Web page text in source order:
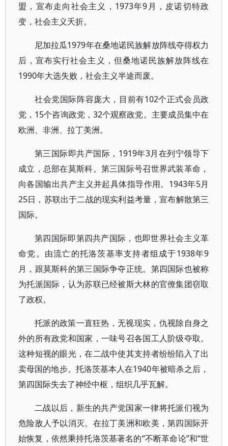
盟，宣布走向社会主义，1973年9月，皮诺切特政
变，社会主义夭折。
尼加拉瓜1979年在桑地诺民族解放阵线夺得权力
后，宣布实行社会主义，但桑地诺民族解放阵线在
1990年大选失败，社会主义半途而废。
社会党国际阵容庞大，目前有102个正式会员政
党，15个咨询政党，32个观察政党。主要成员集中在
欧洲、非洲、拉丁美洲。
第三国际即共产国际，1919年3月在列宁领导下
成立，总部在莫斯科。第三国际号召世界武装革命，
向各国输出共产主义并起具体指导作用。1943年5月
25日，苏联出于二战的现实利益考量，宣布解散第三
国际。
第四国际即第四共产国际，也即世界社会主义革
命党。由流亡的托洛茨基率支持者组成于1938年9
月，跟莫斯科的第三国际争夺正统。第四国际也被称
为托派国际，认为苏联已经被斯大林的官僚集团窃取
了政权。
托派的政策一直狂热，无视现实，仇视除自身之
外的所有政党和国家，一味号召各国工人阶级夺取。
这种短视的眼光，在二战中使其支持者纷纷陷入了出
卖母国的地步。托洛茨基本人在1940年被暗杀之后，
第四国际失去了神经中枢，组织几乎瓦解。
二战以后，新生的共产党国家一律将托派们视为
危险敌人予以消灭。在拉丁美洲和欧美，第四国际开
始恢复，依然秉持托洛茨基著名的“不断革命论”和“世